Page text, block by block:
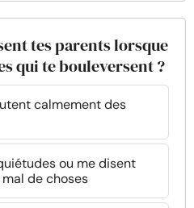
tes parents lorsque
qui te bouleversent ?
calmement des
ou me disent
de choses